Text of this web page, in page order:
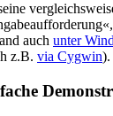
auch unter
z.B. via Cygwin).